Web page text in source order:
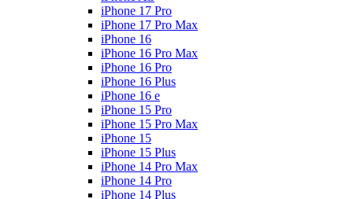
iPhone 17 Pro
iPhone 17 Pro Max
iPhone 16
iPhone 16 Pro Max
iPhone 16 Pro
iPhone 16 Plus
iPhone 16 e
iPhone 15 Pro
iPhone 15 Pro Max
iPhone 15
iPhone 15 Plus
iPhone 14 Pro Max
iPhone 14 Pro
iPhone 14 Plus